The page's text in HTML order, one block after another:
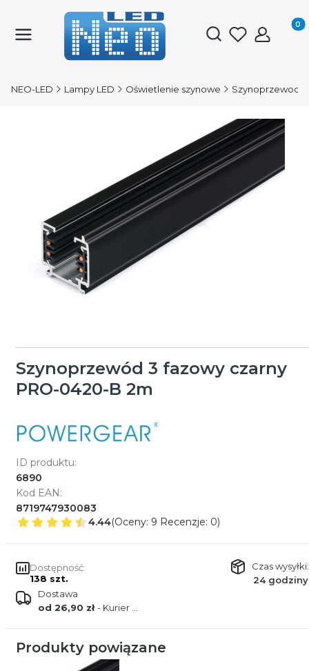
Otwórz
NEO-LED Lampy LED Oświetlenie szynowe Szynoprzewody
Szynoprzewód 3 fazowy czarny
PRO-0420-B 2m
ID produktu:
6890
Kod EAN:
8719747930083
4.44(Oceny: 9 Recenzje: 0)
Dostępność:
138 szt.
Czas wysyłki:
24 godziny
Dostawa
od 26,90 zł- Kurier GLS Poland
Produkty powiązane